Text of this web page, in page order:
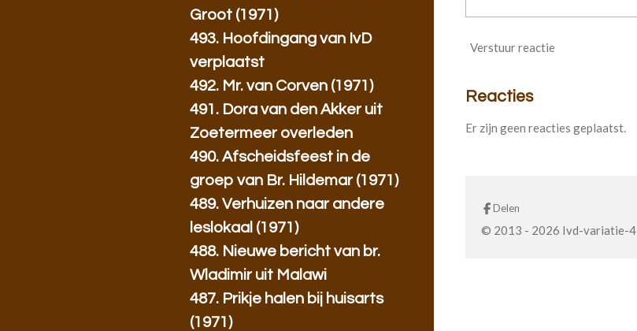
Verstuur reactie
Reacties
Er zijn geen reacties geplaatst.
Delen
© 2013 - 2026 Ivd-variatie-4
Groot (1971)
493. Hoofdingang van IvD
verplaatst
492. Mr. van Corven (1971)
491. Dora van den Akker uit
Zoetermeer overleden
490. Afscheidsfeest in de
groep van Br. Hildemar (1971)
489. Verhuizen naar andere
leslokaal (1971)
488. Nieuwe bericht van br.
Wladimir uit Malawi
487. Prikje halen bij huisarts
(1971)